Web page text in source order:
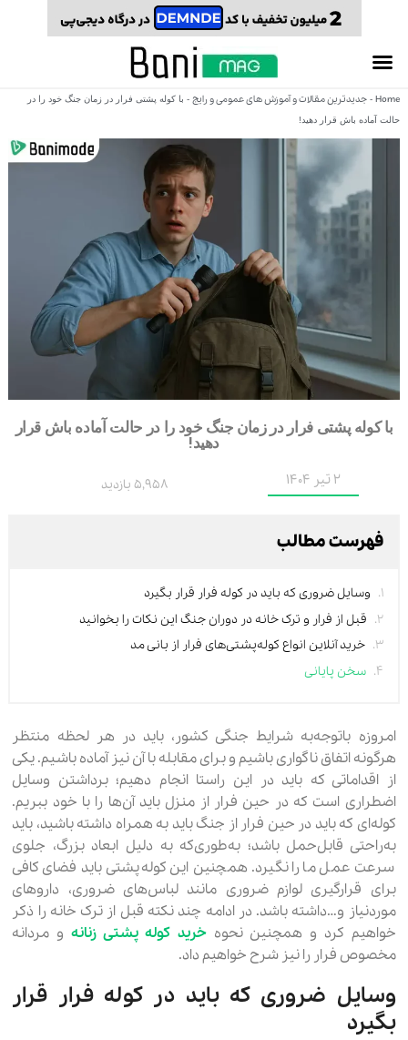
Home
- جدیدترین مقالات و آموزش های عمومی و رایج - با کوله پشتی فرار در زمان جنگ خود را در
حالت آماده باش قرار دهید!
با کوله پشتی فرار در زمان جنگ خود را در حالت آماده باش قرار
دهید!
2 تیر 1404 5,958 بازدید
فهرست مطالب
وسایل ضروری که باید در کوله فرار قرار بگیرد
قبل از فرار و ترک خانه در دوران جنگ این نکات را بخوانید
خرید آنلاین انواع کوله‌پشتی‌های فرار از بانی مد
سخن پایانی
امروزه باتوجه‌به شرایط جنگی کشور، باید در هر لحظه منتظر
هرگونه اتفاق ناگواری باشیم و برای مقابله با آن نیز آماده باشیم. یکی
از اقداماتی که باید در این راستا انجام دهیم؛ برداشتن وسایل
اضطراری است که در حین فرار از منزل باید آن‌ها را با خود ببریم.
کوله‌ای که باید در حین فرار از جنگ باید به همراه داشته باشید، باید
به‌راحتی قابل‌حمل باشد؛ به‌طوری‌که به دلیل ابعاد بزرگ، جلوی
سرعت عمل ما را نگیرد. همچنین این کوله‌پشتی باید فضای کافی
برای قرارگیری لوازم ضروری مانند لباس‌های ضروری، داروهای
موردنیاز و…داشته باشد. در ادامه چند نکته قبل از ترک خانه را ذکر
خواهیم کرد و همچنین نحوه خرید کوله پشتی زنانه و مردانه
مخصوص فرار را نیز شرح خواهیم داد.
وسایل ضروری که باید در کوله فرار قرار
بگیرد